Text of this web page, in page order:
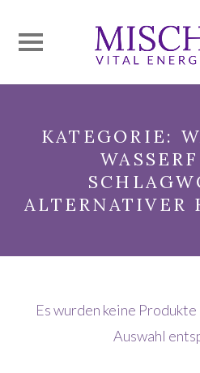
KATEGORIE:
ALTERNATIVER
Es wurden keine
Auswahl